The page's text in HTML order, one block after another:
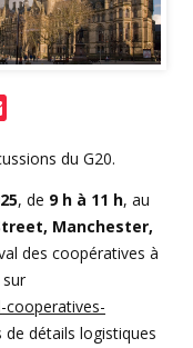
du G20.
, de 9 h à 11 h, au
Manchester,
des coopératives à
détails logistiques